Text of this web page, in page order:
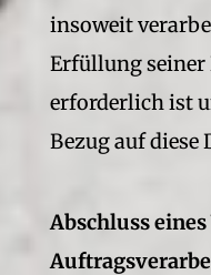
insoweit
Erfüllung
erforderlich ist
Bezug auf diese
Abschluss